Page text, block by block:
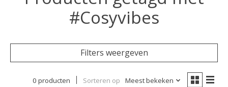
#Cosyvibes
Filters weergeven
0 producten Sorteren op Meest bekeken